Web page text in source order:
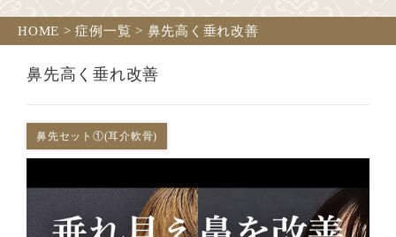
HOME >症例一覧 > 鼻先高く垂れ改善
鼻先高く垂れ改善
鼻先セット①(耳介軟骨)